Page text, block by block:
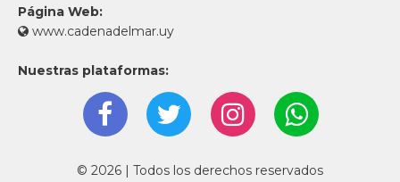
Página Web:
www.cadenadelmar.uy
Nuestras plataformas:
© 2026 | Todos los derechos reservados